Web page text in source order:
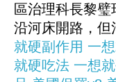
區治理科長黎
沿河床開路，但
就硬副作用 一
就硬吃法 一想